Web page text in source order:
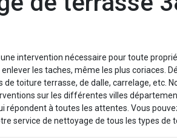
intervention nécessaire pour toute
les taches, même les plus coriaces.
toiture terrasse, de dalle, carrelage, etc.
sur les différentes villes
répondent à toutes les attentes. Vous
service de nettoyage de tous les types de